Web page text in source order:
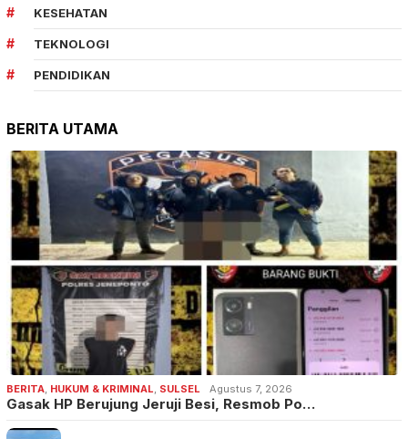
KESEHATAN
TEKNOLOGI
PENDIDIKAN
BERITA UTAMA
BERITA HUKUM & KRIMINAL SULSEL Agustus 7, 2026
Gasak HP Berujung Jeruji Besi, Resmob Po…